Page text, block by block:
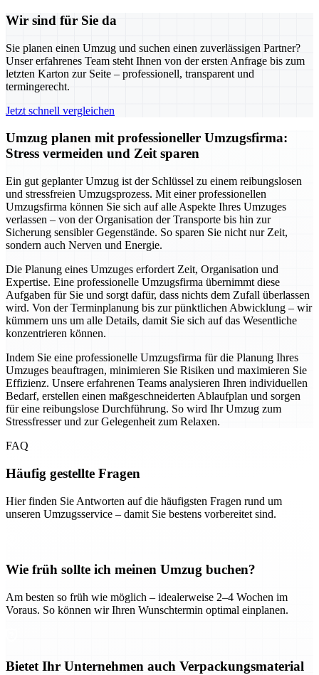
Wir sind für Sie da
Sie planen einen Umzug und suchen einen zuverlässigen Partner?
Unser erfahrenes Team steht Ihnen von der ersten Anfrage bis zum
letzten Karton zur Seite – professionell, transparent und
termingerecht.
Jetzt schnell vergleichen
Umzug planen mit professioneller Umzugsfirma:
Stress vermeiden und Zeit sparen
Ein gut geplanter Umzug ist der Schlüssel zu einem reibungslosen
und stressfreien Umzugsprozess. Mit einer professionellen
Umzugsfirma können Sie sich auf alle Aspekte Ihres Umzuges
verlassen – von der Organisation der Transporte bis hin zur
Sicherung sensibler Gegenstände. So sparen Sie nicht nur Zeit,
sondern auch Nerven und Energie.
Die Planung eines Umzuges erfordert Zeit, Organisation und
Expertise. Eine professionelle Umzugsfirma übernimmt diese
Aufgaben für Sie und sorgt dafür, dass nichts dem Zufall überlassen
wird. Von der Terminplanung bis zur pünktlichen Abwicklung – wir
kümmern uns um alle Details, damit Sie sich auf das Wesentliche
konzentrieren können.
Indem Sie eine professionelle Umzugsfirma für die Planung Ihres
Umzuges beauftragen, minimieren Sie Risiken und maximieren Sie
Effizienz. Unsere erfahrenen Teams analysieren Ihren individuellen
Bedarf, erstellen einen maßgeschneiderten Ablaufplan und sorgen
für eine reibungslose Durchführung. So wird Ihr Umzug zum
Stressfresser und zur Gelegenheit zum Relaxen.
FAQ
Häufig gestellte Fragen
Hier finden Sie Antworten auf die häufigsten Fragen rund um
unseren Umzugsservice – damit Sie bestens vorbereitet sind.
Wie früh sollte ich meinen Umzug buchen?
Am besten so früh wie möglich – idealerweise 2–4 Wochen im
Voraus. So können wir Ihren Wunschtermin optimal einplanen.
Bietet Ihr Unternehmen auch Verpackungsmaterial